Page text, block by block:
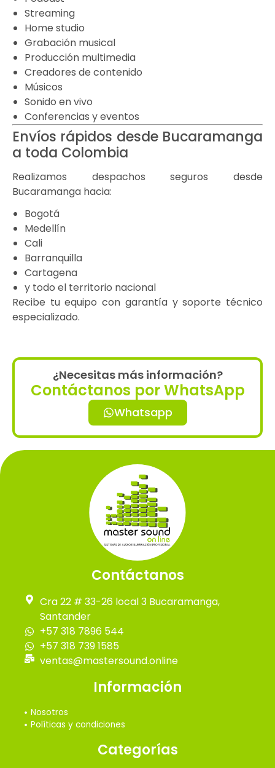
Streaming
Home studio
Grabación musical
Producción multimedia
Creadores de contenido
Músicos
Sonido en vivo
Conferencias y eventos
Envíos rápidos desde Bucaramanga
a toda Colombia
Realizamos despachos seguros desde
Bucaramanga hacia:
Bogotá
Medellín
Cali
Barranquilla
Cartagena
y todo el territorio nacional
Recibe tu equipo con garantía y soporte técnico
especializado.
¿Necesitas más información?
Contáctanos por WhatsApp
Whatsapp
Contáctanos
Cra 22 # 33-26 local 3 Bucaramanga,
Santander
+57 318 7896 544
+57 318 739 1585
ventas@mastersound.online
Información
Nosotros
Políticas y condiciones
Categorías